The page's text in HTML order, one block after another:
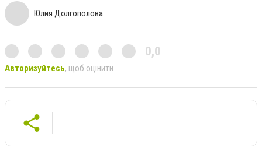
Юлия Долгополова
0,0
Авторизуйтесь, щоб оцінити